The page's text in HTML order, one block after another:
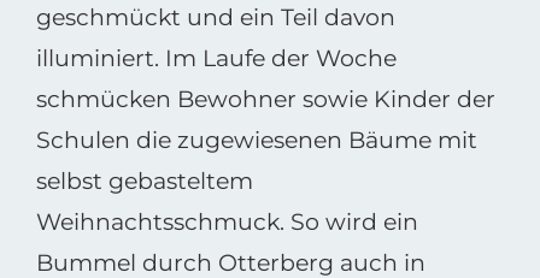
geschmückt und ein Teil davon
illuminiert. Im Laufe der Woche
schmücken Bewohner sowie Kinder der
Schulen die zugewiesenen Bäume mit
selbst gebasteltem
Weihnachtsschmuck. So wird ein
Bummel durch Otterberg auch in